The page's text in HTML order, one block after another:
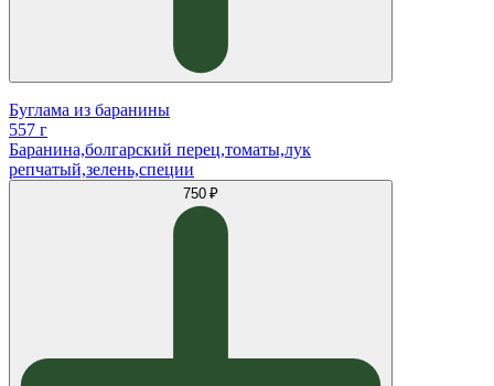
Буглама из баранины
557 г
Баранина,болгарский перец,томаты,лук
репчатый,зелень,специи
750 ₽